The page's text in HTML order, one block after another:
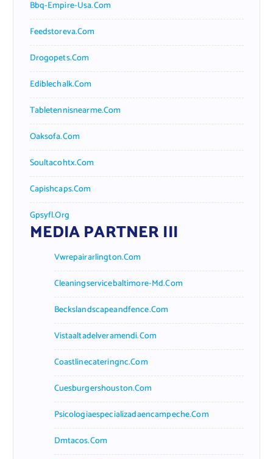
Bbq-Empire-Usa.com
Feedstoreva.com
Drogopets.com
Ediblechalk.com
Tabletennisnearme.com
Oaksofa.com
Soultacohtx.com
Capishcaps.com
Gpsyfl.org
MEDIA PARTNER III
Vwrepairarlington.com
Cleaningservicebaltimore-Md.com
Beckslandscapeandfence.com
Vistaaltadelveramendi.com
Coastlinecateringnc.com
Cuesburgershouston.com
Psicologiaespecializadaencampeche.com
Dmtacos.com